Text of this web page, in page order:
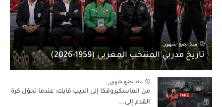
منذ بضع شهور
تاريخ مدربي المنتخب المغربي (1959-2026)
منذ بضع شهور
من الماسكیروفكا إلى الديب فايك: عندما تحوّل كرة
القدم إلى...